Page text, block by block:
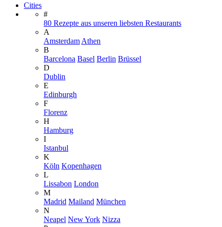
Cities
#
80 Rezepte aus unseren liebsten Restaurants
A
Amsterdam Athen
B
Barcelona Basel Berlin Brüssel
D
Dublin
E
Edinburgh
F
Florenz
H
Hamburg
I
Istanbul
K
Köln Kopenhagen
L
Lissabon London
M
Madrid Mailand München
N
Neapel New York Nizza